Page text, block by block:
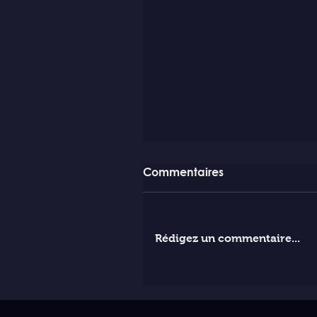
au Pape Leon XIV
Commentaires
Rédigez un commentaire...